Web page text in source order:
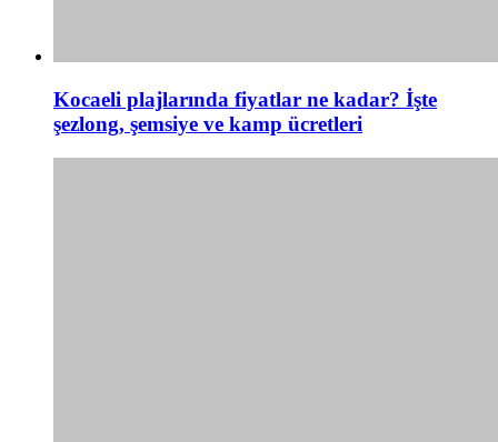
Kocaeli plajlarında fiyatlar ne kadar? İşte
şezlong, şemsiye ve kamp ücretleri